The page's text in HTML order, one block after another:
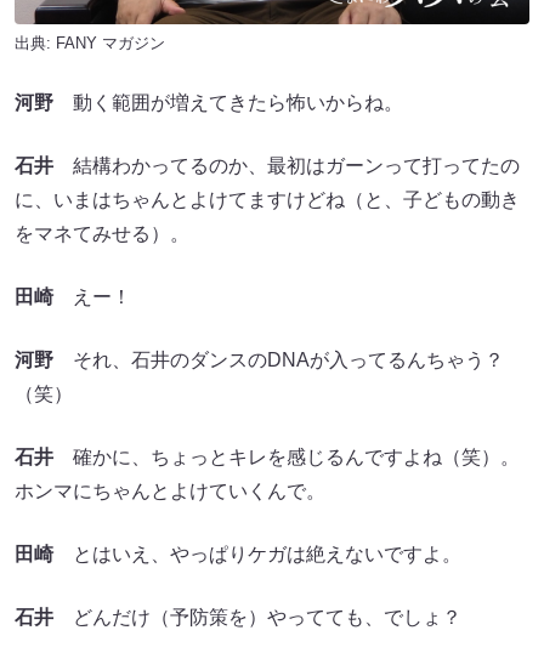
出典: FANY マガジン
河野 動く範囲が増えてきたら怖いからね。
石井 結構わかってるのか、最初はガーンって打ってたの
に、いまはちゃんとよけてますけどね（と、子どもの動き
をマネてみせる）。
田崎えー！
河野 それ、石井のダンスのDNAが入ってるんちゃう？
（笑）
石井 確かに、ちょっとキレを感じるんですよね（笑）。
ホンマにちゃんとよけていくんで。
田崎とはいえ、やっぱりケガは絶えないですよ。
石井 どんだけ（予防策を）やってても、でしょ？